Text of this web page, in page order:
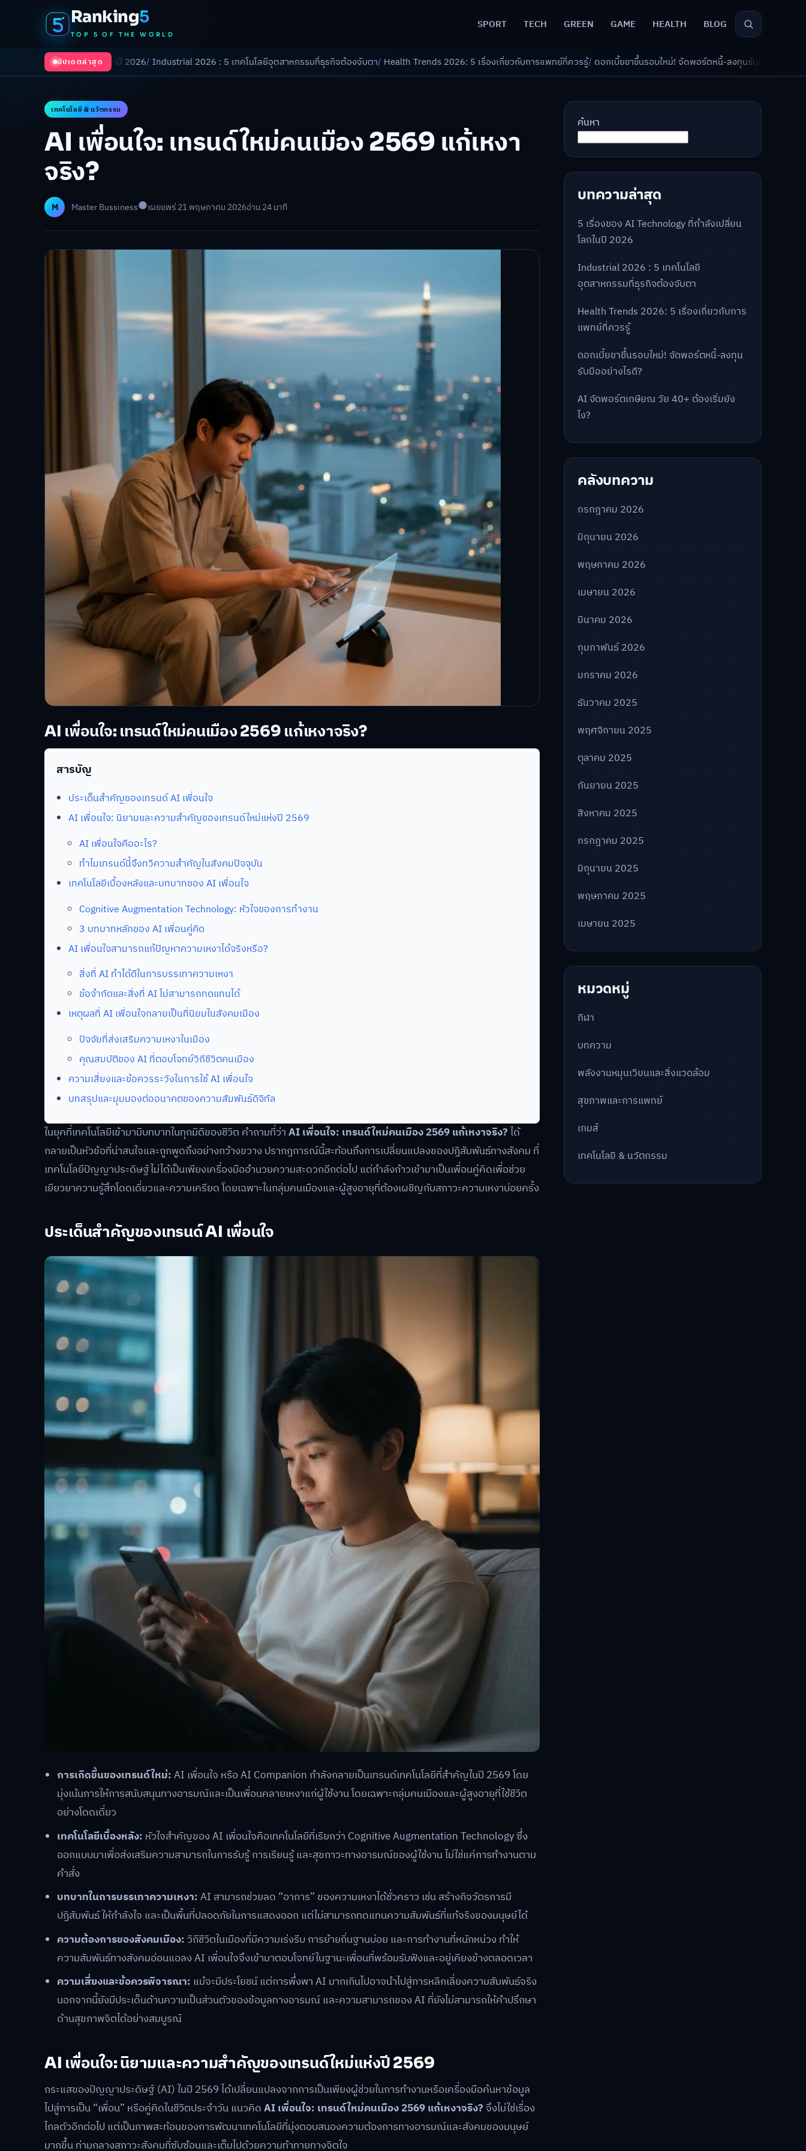
Ranking5
TOP 5 OF THE WORLD
SPORT TECH GREEN GAME HEALTH BLOG
อัปเดตล่าสุด
/Industrial 2026 : 5 เทคโนโลยีอุตสาหกรรมที่ธุรกิจต้องจับตา/Health Trends 2026: 5 เรื่องเกี่ยวกับการแพทย์ที่ควรรู้/ดอกเบี้ยขาขึ้นรอบใหม่! จัดพอร์ตหนี้-ลงทุนรับมืออย่างไรดี?/AI จัดพอร์ตเกษียณ วัย
เทคโนโลยี & นวัตกรรม
AI เพื่อนใจ: เทรนด์ใหม่คนเมือง 2569 แก้เหงา
จริง?
M Master Bussiness เผยแพร่ 21 พฤษภาคม 2026อ่าน 24 นาที
AI เพื่อนใจ: เทรนด์ใหม่คนเมือง 2569 แก้เหงาจริง?
สารบัญ
ประเด็นสำคัญของเทรนด์ AI เพื่อนใจ
AI เพื่อนใจ: นิยามและความสำคัญของเทรนด์ใหม่แห่งปี 2569
AI เพื่อนใจคืออะไร?
ทำไมเทรนด์นี้จึงทวีความสำคัญในสังคมปัจจุบัน
เทคโนโลยีเบื้องหลังและบทบาทของ AI เพื่อนใจ
Cognitive Augmentation Technology: หัวใจของการทำงาน
3 บทบาทหลักของ AI เพื่อนคู่คิด
AI เพื่อนใจสามารถแก้ปัญหาความเหงาได้จริงหรือ?
สิ่งที่ AI ทำได้ดีในการบรรเทาความเหงา
ข้อจำกัดและสิ่งที่ AI ไม่สามารถทดแทนได้
เหตุผลที่ AI เพื่อนใจกลายเป็นที่นิยมในสังคมเมือง
ปัจจัยที่ส่งเสริมความเหงาในเมือง
คุณสมบัติของ AI ที่ตอบโจทย์วิถีชีวิตคนเมือง
ความเสี่ยงและข้อควรระวังในการใช้ AI เพื่อนใจ
บทสรุปและมุมมองต่ออนาคตของความสัมพันธ์ดิจิทัล
ในยุคที่เทคโนโลยีเข้ามามีบทบาทในทุกมิติของชีวิต คำถามที่ว่าAI เพื่อนใจ: เทรนด์ใหม่คนเมือง 2569 แก้เหงาจริง?ได้
กลายเป็นหัวข้อที่น่าสนใจและถูกพูดถึงอย่างกว้างขวาง ปรากฏการณ์นี้สะท้อนถึงการเปลี่ยนแปลงของปฏิสัมพันธ์ทางสังคม ที่
เทคโนโลยีปัญญาประดิษฐ์ไม่ได้เป็นเพียงเครื่องมืออำนวยความสะดวกอีกต่อไป แต่กำลังก้าวเข้ามาเป็นเพื่อนคู่คิดเพื่อช่วย
เยียวยาความรู้สึกโดดเดี่ยวและความเครียด โดยเฉพาะในกลุ่มคนเมืองและผู้สูงอายุที่ต้องเผชิญกับสภาวะความเหงาบ่อยครั้ง
ประเด็นสำคัญของเทรนด์ AI เพื่อนใจ
การเกิดขึ้นของเทรนด์ใหม่:AI เพื่อนใจ หรือ AI Companion กำลังกลายเป็นเทรนด์เทคโนโลยีที่สำคัญในปี 2569 โดย
มุ่งเน้นการให้การสนับสนุนทางอารมณ์และเป็นเพื่อนคลายเหงาแก่ผู้ใช้งาน โดยเฉพาะกลุ่มคนเมืองและผู้สูงอายุที่ใช้ชีวิต
อย่างโดดเดี่ยว
เทคโนโลยีเบื้องหลัง: หัวใจสำคัญของ AI เพื่อนใจคือเทคโนโลยีที่เรียกว่า Cognitive Augmentation Technology ซึ่ง
ออกแบบมาเพื่อส่งเสริมความสามารถในการรับรู้ การเรียนรู้ และสุขภาวะทางอารมณ์ของผู้ใช้งาน ไม่ใช่แค่การทำงานตาม
คำสั่ง
บทบาทในการบรรเทาความเหงา:AI สามารถช่วยลด “อาการ” ของความเหงาได้ชั่วคราว เช่น สร้างกิจวัตรการมี
ปฏิสัมพันธ์ ให้กำลังใจ และเป็นพื้นที่ปลอดภัยในการแสดงออก แต่ไม่สามารถทดแทนความสัมพันธ์ที่แท้จริงของมนุษย์ได้
ความต้องการของสังคมเมือง:วิถีชีวิตในเมืองที่มีความเร่งรีบ การย้ายถิ่นฐานบ่อย และการทำงานที่หนักหน่วง ทำให้
ความสัมพันธ์ทางสังคมอ่อนแอลง AI เพื่อนใจจึงเข้ามาตอบโจทย์ในฐานะเพื่อนที่พร้อมรับฟังและอยู่เคียงข้างตลอดเวลา
ความเสี่ยงและข้อควรพิจารณา: แม้จะมีประโยชน์ แต่การพึ่งพา AI มากเกินไปอาจนำไปสู่การหลีกเลี่ยงความสัมพันธ์จริง
นอกจากนี้ยังมีประเด็นด้านความเป็นส่วนตัวของข้อมูลทางอารมณ์ และความสามารถของ AI ที่ยังไม่สามารถให้คำปรึกษา
ด้านสุขภาพจิตได้อย่างสมบูรณ์
AI เพื่อนใจ: นิยามและความสำคัญของเทรนด์ใหม่แห่งปี 2569
กระแสของปัญญาประดิษฐ์ (AI) ในปี 2569 ได้เปลี่ยนแปลงจากการเป็นเพียงผู้ช่วยในการทำงานหรือเครื่องมือค้นหาข้อมูล
ไปสู่การเป็น “เพื่อน” หรือคู่คิดในชีวิตประจำวัน แนวคิดAI เพื่อนใจ: เทรนด์ใหม่คนเมือง 2569 แก้เหงาจริง?จึงไม่ใช่เรื่อง
ไกลตัวอีกต่อไป แต่เป็นภาพสะท้อนของการพัฒนาเทคโนโลยีที่มุ่งตอบสนองความต้องการทางอารมณ์และสังคมของมนุษย์
มากขึ้น ท่ามกลางสภาวะสังคมที่ซับซ้อนและเต็มไปด้วยความท้าทายทางจิตใจ
ค้นหา
บทความล่าสุด
5 เรื่องของ AI Technology ที่กำลังเปลี่ยน
โลกในปี 2026
Industrial 2026 : 5 เทคโนโลยี
อุตสาหกรรมที่ธุรกิจต้องจับตา
Health Trends 2026: 5 เรื่องเกี่ยวกับการ
แพทย์ที่ควรรู้
ดอกเบี้ยขาขึ้นรอบใหม่! จัดพอร์ตหนี้-ลงทุน
รับมืออย่างไรดี?
AI จัดพอร์ตเกษียณ วัย 40+ ต้องเริ่มยัง
ไง?
คลังบทความ
กรกฎาคม 2026
มิถุนายน 2026
พฤษภาคม 2026
เมษายน 2026
มีนาคม 2026
กุมภาพันธ์ 2026
มกราคม 2026
ธันวาคม 2025
พฤศจิกายน 2025
ตุลาคม 2025
กันยายน 2025
สิงหาคม 2025
กรกฎาคม 2025
มิถุนายน 2025
พฤษภาคม 2025
เมษายน 2025
หมวดหมู่
กีฬา
บทความ
พลังงานหมุนเวียนและสิ่งแวดล้อม
สุขภาพและการแพทย์
เกมส์
เทคโนโลยี & นวัตกรรม